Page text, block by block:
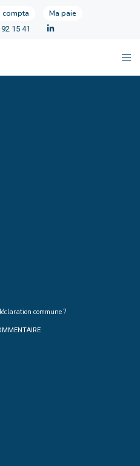
compta Ma paie
15 41
commune ?